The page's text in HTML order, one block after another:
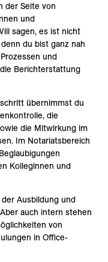
der Seite von
und
sagen, es ist nicht
du bist ganz nah
und
Berichterstattung
übernimmst du
die
die Mitwirkung im
Im Notariatsbereich
Kolleginnen und
Ausbildung und
auch intern stehen
von
in Office-